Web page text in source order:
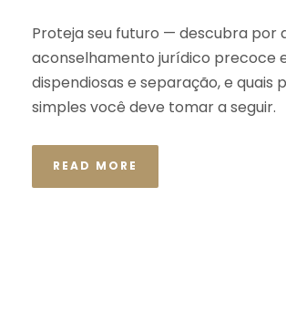
Proteja seu futuro — descubra por
aconselhamento jurídico precoce
dispendiosas e separação, e quais
simples você deve tomar a seguir.
READ MORE